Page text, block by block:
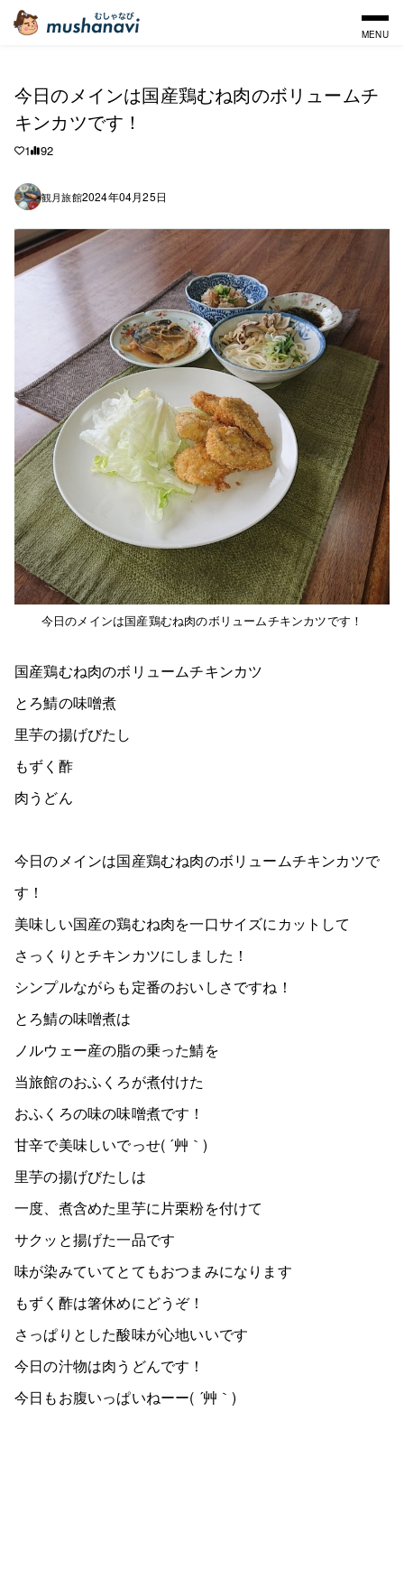
MENU
今日のメインは国産鶏むね肉のボリュームチ
キンカツです！
1 92
観月旅館2024年04月25日
今日のメインは国産鶏むね肉のボリュームチキンカツです！
国産鶏むね肉のボリュームチキンカツ
とろ鯖の味噌煮
里芋の揚げびたし
もずく酢
肉うどん
今日のメインは国産鶏むね肉のボリュームチキンカツで
す！
美味しい国産の鶏むね肉を一口サイズにカットして
さっくりとチキンカツにしました！
シンプルながらも定番のおいしさですね！
とろ鯖の味噌煮は
ノルウェー産の脂の乗った鯖を
当旅館のおふくろが煮付けた
おふくろの味の味噌煮です！
甘辛で美味しいでっせ( ´艸｀)
里芋の揚げびたしは
一度、煮含めた里芋に片栗粉を付けて
サクッと揚げた一品です
味が染みていてとてもおつまみになります
もずく酢は箸休めにどうぞ！
さっぱりとした酸味が心地いいです
今日の汁物は肉うどんです！
今日もお腹いっぱいねーー( ´艸｀)